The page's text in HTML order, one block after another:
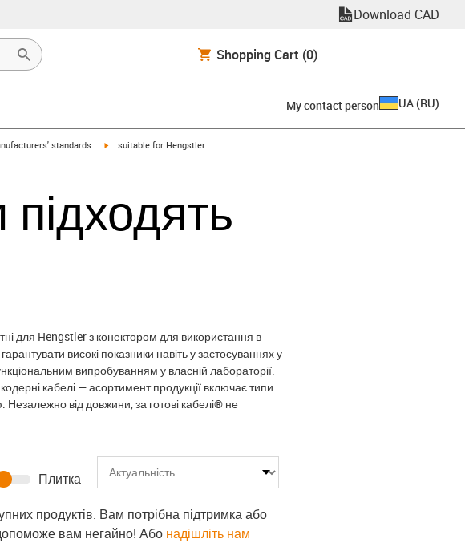
Download CAD
Shopping Cart (0)
My contact person UA (RU)
standards igus-icon-arrow-right
suitable for Hengstler
для Hengstler з конектором для використання в
високі показники навіть у застосуваннях у
випробуванням у власній лабораторії.
кабелі — асортимент продукції включає типи
Незалежно від довжини, за готові кабелі® не
Плитка
продуктів. Вам потрібна підтримка або
вам негайно! Або надішліть нам